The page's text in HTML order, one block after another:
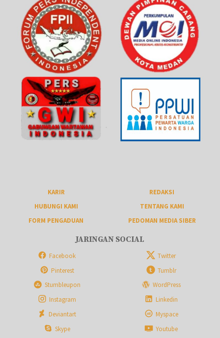
KARIR
REDAKSI
HUBUNGI KAMI
TENTANG KAMI
FORM PENGADUAN
PEDOMAN MEDIA SIBER
JARINGAN SOCIAL
Facebook
Twitter
Pinterest
Tumblr
Stumbleupon
WordPress
Instagram
Linkedin
Deviantart
Myspace
Skype
Youtube